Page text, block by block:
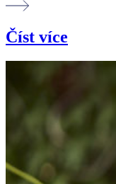
Číst více